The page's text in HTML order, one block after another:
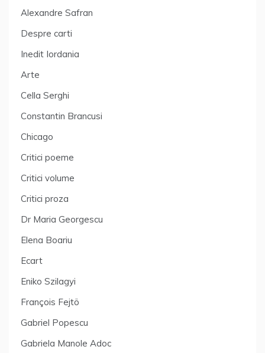
Alexandre Safran
Despre carti
Inedit Iordania
Arte
Cella Serghi
Constantin Brancusi
Chicago
Critici poeme
Critici volume
Critici proza
Dr Maria Georgescu
Elena Boariu
Ecart
Eniko Szilagyi
François Fejtö
Gabriel Popescu
Gabriela Manole Adoc